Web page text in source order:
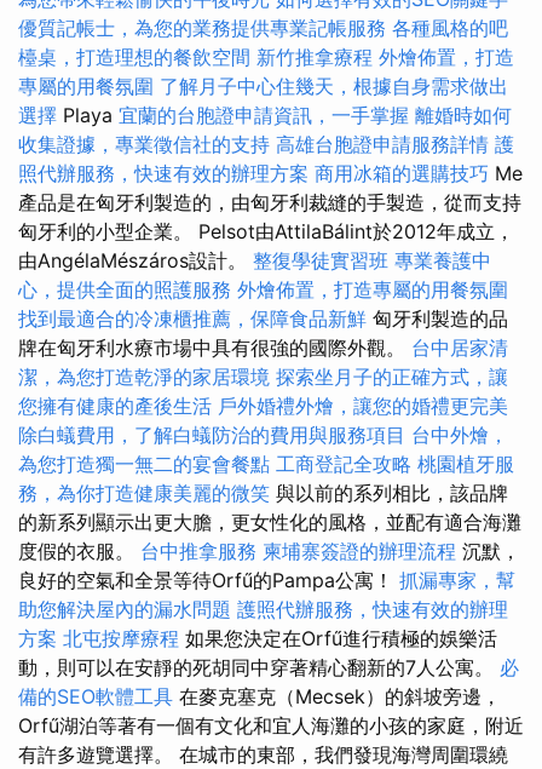
優質記帳士，為您的業務提供專業記帳服務 各種風格的吧
檯桌，打造理想的餐飲空間 新竹推拿療程 外燴佈置，打造
專屬的用餐氛圍 了解月子中心住幾天，根據自身需求做出
選擇 Playa 宜蘭的台胞證申請資訊，一手掌握 離婚時如何
收集證據，專業徵信社的支持 高雄台胞證申請服務詳情 護
照代辦服務，快速有效的辦理方案 商用冰箱的選購技巧 Me
產品是在匈牙利製造的，由匈牙利裁縫的手製造，從而支持
匈牙利的小型企業。 Pelsot由AttilaBálint於2012年成立，
由AngélaMészáros設計。 整復學徒實習班 專業養護中
心，提供全面的照護服務 外燴佈置，打造專屬的用餐氛圍
找到最適合的冷凍櫃推薦，保障食品新鮮 匈牙利製造的品
牌在匈牙利水療市場中具有很強的國際外觀。 台中居家清
潔，為您打造乾淨的家居環境 探索坐月子的正確方式，讓
您擁有健康的產後生活 戶外婚禮外燴，讓您的婚禮更完美
除白蟻費用，了解白蟻防治的費用與服務項目 台中外燴，
為您打造獨一無二的宴會餐點 工商登記全攻略 桃園植牙服
務，為你打造健康美麗的微笑 與以前的系列相比，該品牌
的新系列顯示出更大膽，更女性化的風格，並配有適合海灘
度假的衣服。 台中推拿服務 柬埔寨簽證的辦理流程 沉默，
良好的空氣和全景等待Orfű的Pampa公寓！ 抓漏專家，幫
助您解決屋內的漏水問題 護照代辦服務，快速有效的辦理
方案 北屯按摩療程 如果您決定在Orfű進行積極的娛樂活
動，則可以在安靜的死胡同中穿著精心翻新的7人公寓。 必
備的SEO軟體工具 在麥克塞克（Mecsek）的斜坡旁邊，
Orfű湖泊等著有一個有文化和宜人海灘的小孩的家庭，附近
有許多遊覽選擇。 在城市的東部，我們發現海灣周圍環繞